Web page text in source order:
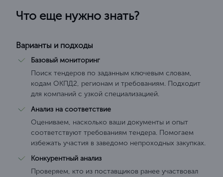
Что еще нужно знать?
Варианты и подходы
Базовый мониторинг
Поиск тендеров по заданным ключевым словам,
кодам ОКПД2, регионам и требованиям. Подходит
для компаний с узкой специализацией.
Анализ на соответствие
Оцениваем, насколько ваши документы и опыт
соответствуют требованиям тендера. Помогаем
избежать участия в заведомо непроходных закупках.
Конкурентный анализ
Проверяем, кто из поставщиков ранее участвовал